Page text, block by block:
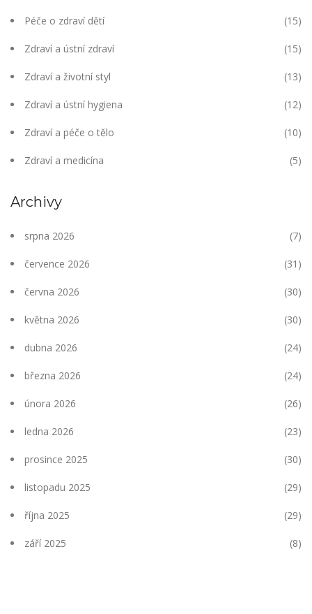
Péče o zdraví dětí (15)
Zdraví a ústní zdraví (15)
Zdraví a životní styl (13)
Zdraví a ústní hygiena (12)
Zdraví a péče o tělo (10)
Zdraví a medicína (5)
Archivy
srpna 2026 (7)
července 2026 (31)
června 2026 (30)
května 2026 (30)
dubna 2026 (24)
března 2026 (24)
února 2026 (26)
ledna 2026 (23)
prosince 2025 (30)
listopadu 2025 (29)
října 2025 (29)
září 2025 (8)